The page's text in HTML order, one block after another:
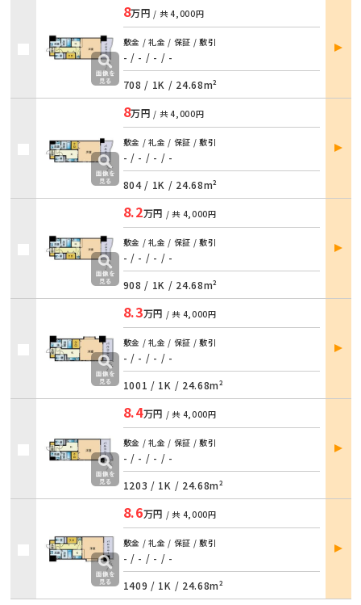
8万円 / 共4,000円
敷金 / 礼金 / 保証 / 敷引
- / - / - / -
708 / 1K / 24.68m²
部屋
詳細
8万円 / 共4,000円
敷金 / 礼金 / 保証 / 敷引
- / - / - / -
804 / 1K / 24.68m²
部屋
詳細
8.2万円 / 共 4,000円
敷金 / 礼金 / 保証 / 敷引
- / - / - / -
908 / 1K / 24.68m²
部屋
詳細
8.3万円 / 共 4,000円
敷金 / 礼金 / 保証 / 敷引
- / - / - / -
1001 / 1K / 24.68m²
部屋
詳細
8.4万円 / 共 4,000円
敷金 / 礼金 / 保証 / 敷引
- / - / - / -
1203 / 1K / 24.68m²
部屋
詳細
8.6万円 / 共 4,000円
敷金 / 礼金 / 保証 / 敷引
- / - / - / -
1409 / 1K / 24.68m²
部屋
詳細